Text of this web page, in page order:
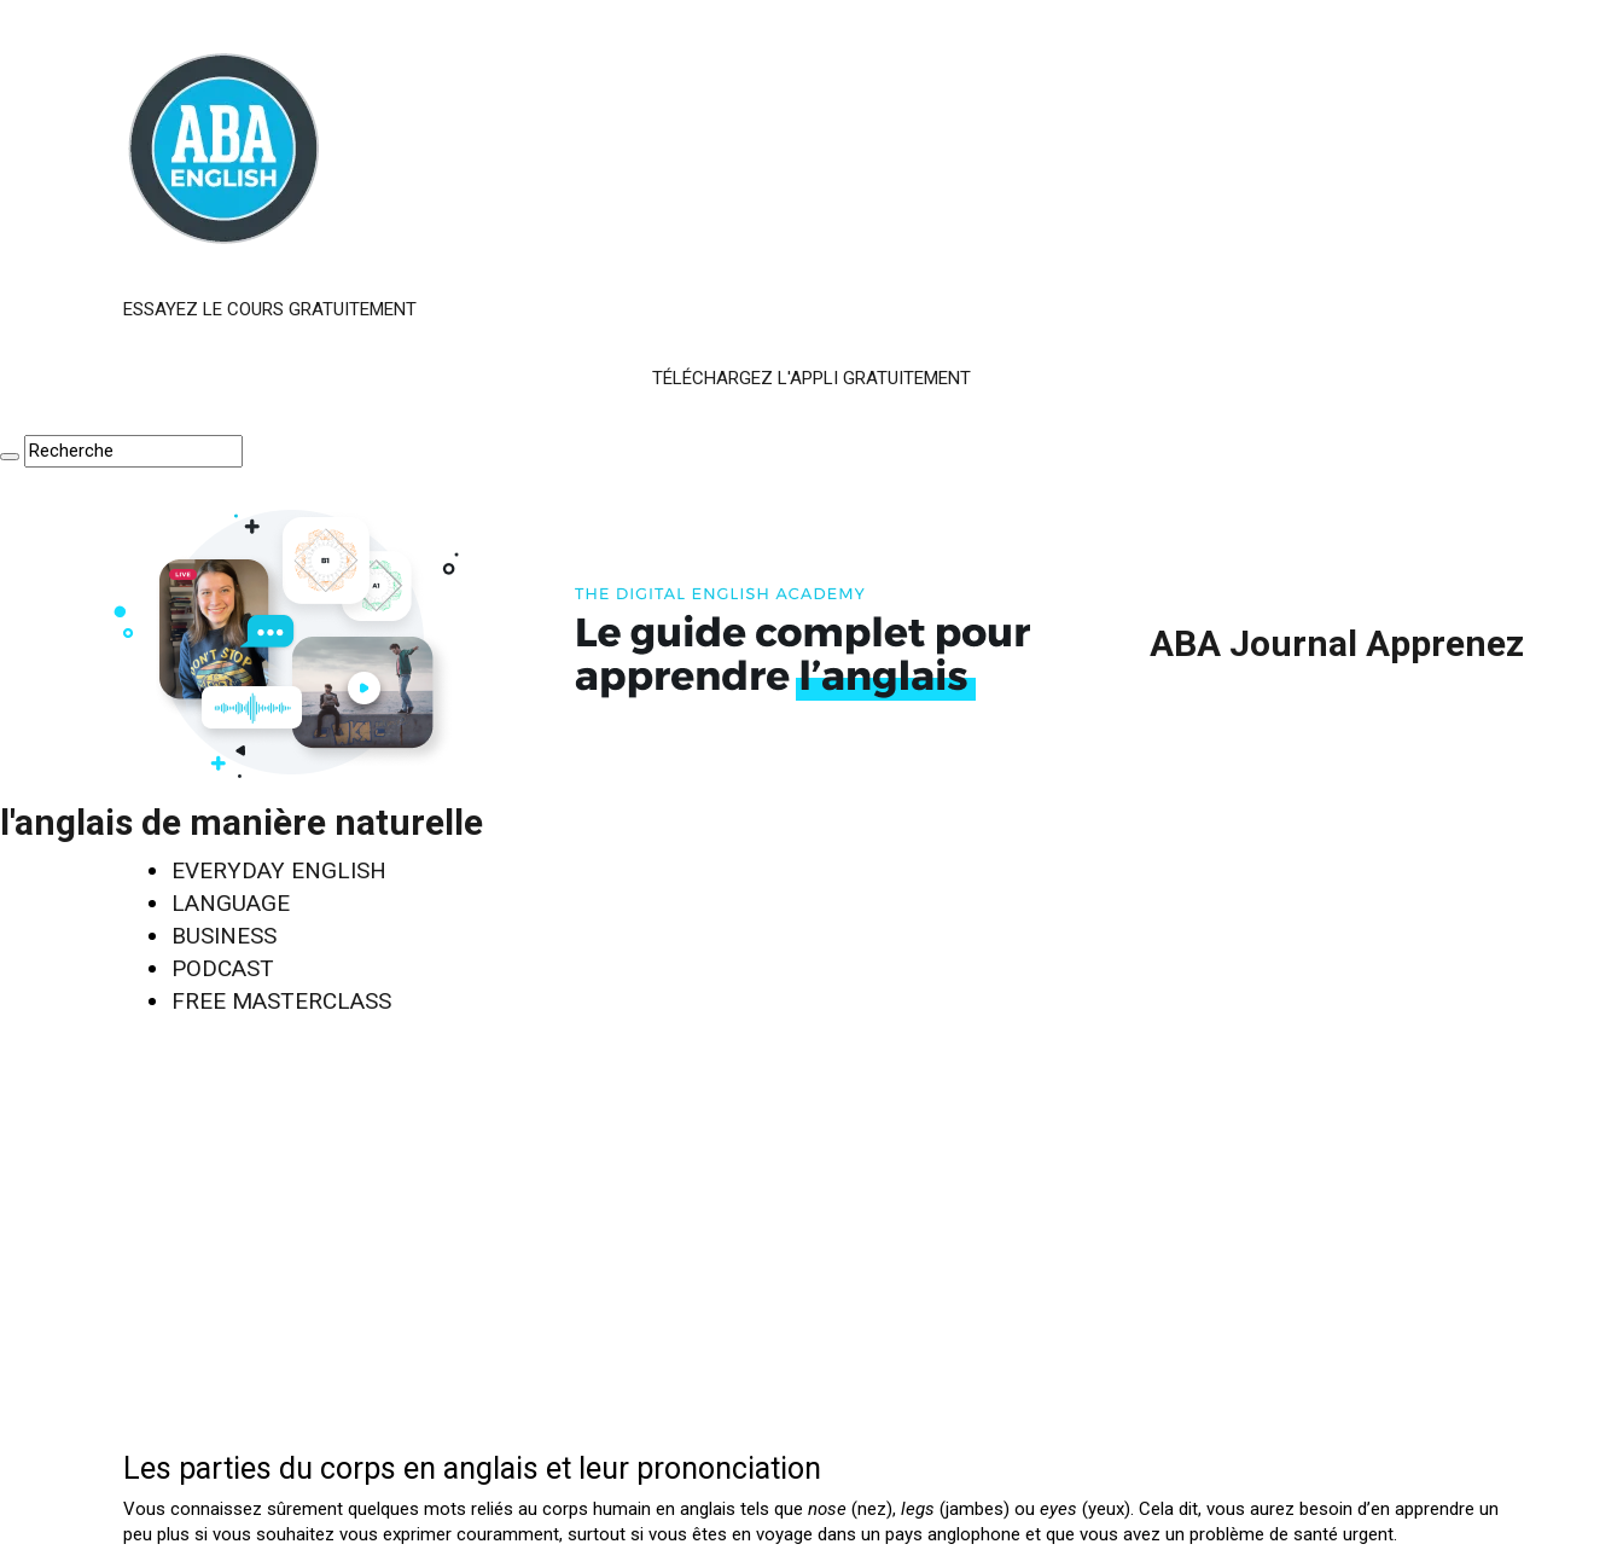
ESSAYEZ LE COURS GRATUITEMENT
TÉLÉCHARGEZ L'APPLI GRATUITEMENT
ABA Journal Apprenez
l'anglais de manière naturelle
EVERYDAY ENGLISH
LANGUAGE
BUSINESS
PODCAST
FREE MASTERCLASS
Les parties du corps en anglais et leur prononciation
Vous connaissez sûrement quelques mots reliés au corps humain en anglais tels que nose (nez), legs (jambes) ou eyes (yeux). Cela dit, vous aurez besoin d’en apprendre un
peu plus si vous souhaitez vous exprimer couramment, surtout si vous êtes en voyage dans un pays anglophone et que vous avez un problème de santé urgent.